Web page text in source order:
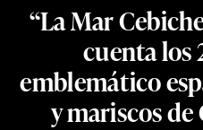
“La Mar
cuenta los
emblemático
y mariscos